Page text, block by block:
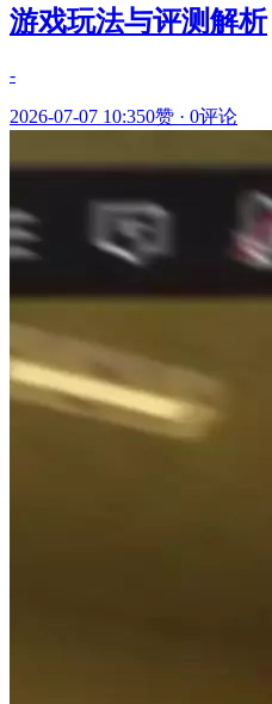
游戏玩法与评测解析
-
2026-07-07 10:350赞 · 0评论